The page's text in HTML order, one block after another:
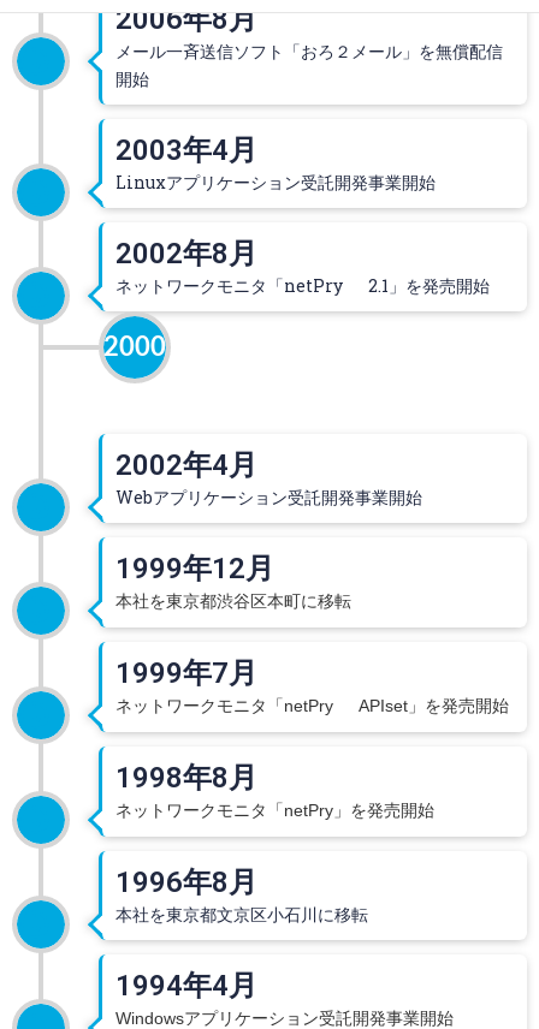
2006年8月
メール一斉送信ソフト「おろ２メール」を無償配信
開始
2003年4月
Linuxアプリケーション受託開発事業開始
2002年8月
ネットワークモニタ「netPry 2.1」を発売開始
2000
2002年4月
Webアプリケーション受託開発事業開始
1999年12月
本社を東京都渋谷区本町に移転
1999年7月
ネットワークモニタ「netPry APIset」を発売開始
1998年8月
ネットワークモニタ「netPry」を発売開始
1996年8月
本社を東京都文京区小石川に移転
1994年4月
Windowsアプリケーション受託開発事業開始